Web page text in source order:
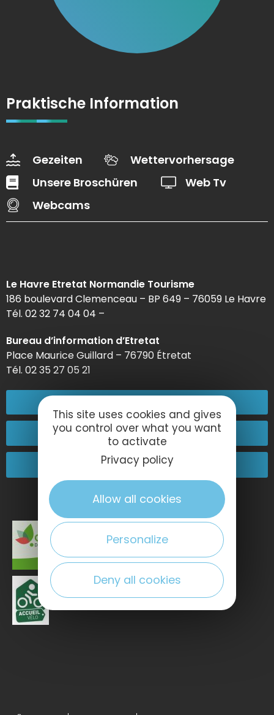
Praktische Information
Gezeiten
Wettervorhersage
Unsere Broschüren
Web Tv
Webcams
Le Havre Etretat Normandie Tourisme
186 boulevard Clemenceau – BP 649 – 76059 Le Havre
Tél. 02 32 74 04 04 –
Bureau d’information d’Etretat
Place Maurice Guillard – 76790 Étretat
Tél. 02 35 27 05 21
Kontakt
Kommen Sie zu uns!
This site uses cookies and gives
you control over what you want
to activate
Privacy policy
Allow all cookies
Personalize
Deny all cookies